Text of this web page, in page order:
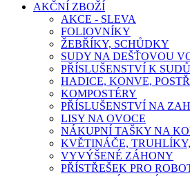
AKČNÍ ZBOŽÍ
AKCE - SLEVA
FOLIOVNÍKY
ŽEBŘÍKY, SCHŮDKY
SUDY NA DEŠŤOVOU
PŘÍSLUŠENSTVÍ K
HADICE, KONVE,
KOMPOSTÉRY
PŘÍSLUŠENSTVÍ NA
LISY NA OVOCE
NÁKUPNÍ TAŠKY NA
KVĚTINÁČE,
VYVÝŠENÉ ZÁHONY
PŘÍSTŘEŠEK PRO